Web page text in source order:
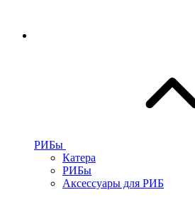
РИБы
Катера
РИБы
Аксессуары для РИБ